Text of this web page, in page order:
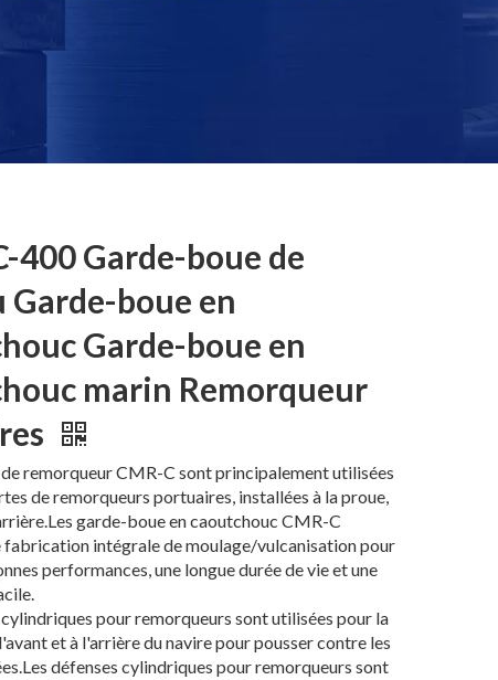
400 Garde-boue de
Garde-boue en
Garde-boue en
marin Remorqueur
de remorqueur CMR-C sont principalement utilisées
de remorqueurs portuaires, installées à la proue,
garde-boue en caoutchouc CMR-C
fabrication intégrale de moulage/vulcanisation pour
performances, une longue durée de vie et une
cylindriques pour remorqueurs sont utilisées pour la
et à l'arrière du navire pour pousser contre les
défenses cylindriques pour remorqueurs sont